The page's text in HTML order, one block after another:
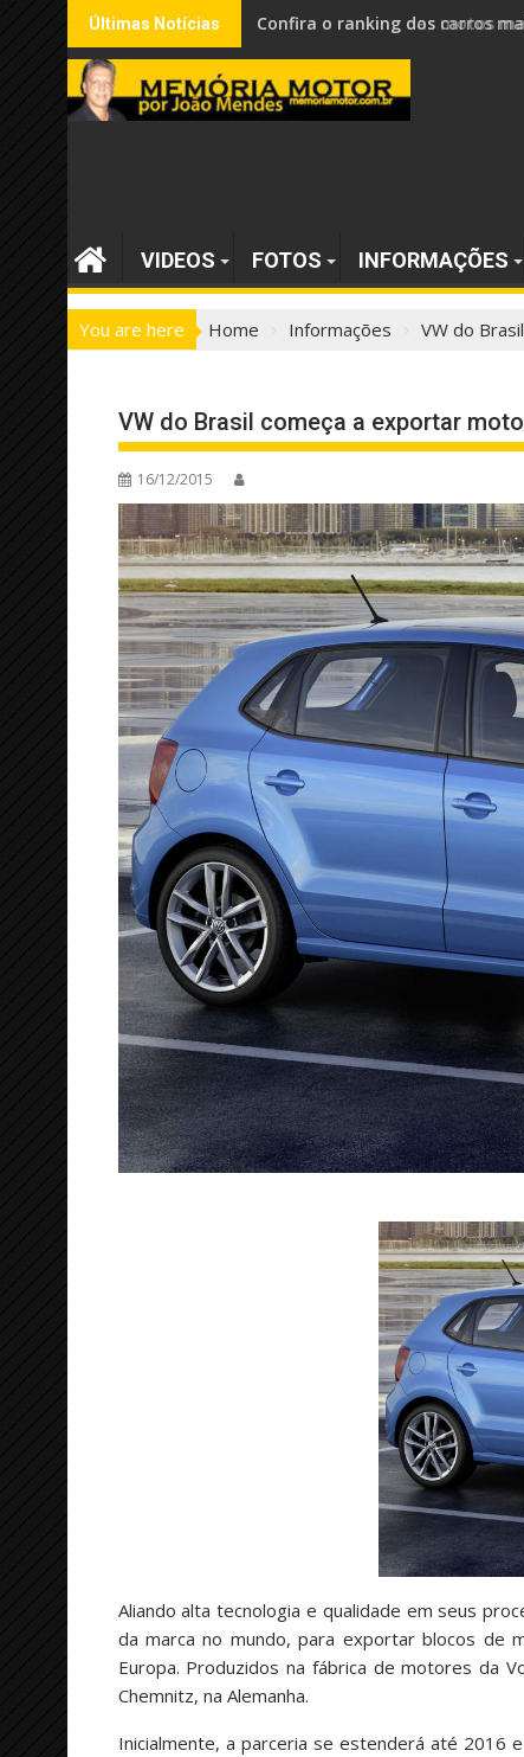
Skip
to
content
Últimas Notícias Confira o ranking dos carros
VIDEOS FOTOS INFORMAÇÕES
You are here Home Informações VW do
VW do Brasil começa a exportar
16/12/2015
Aliando alta tecnologia e qualidade em seus
da marca no mundo, para exportar blocos de
Europa. Produzidos na fábrica de motores da
Chemnitz, na Alemanha.
Inicialmente, a parceria se estenderá até 2016